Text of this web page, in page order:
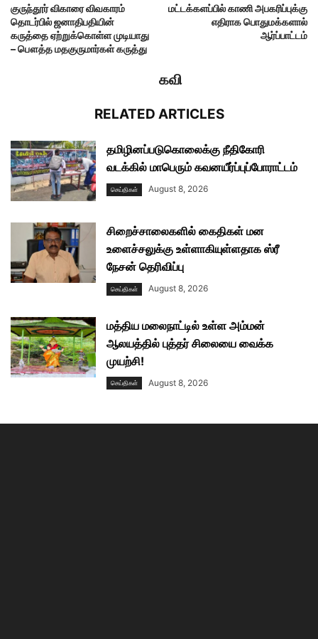
குருந்தூர் விகாரை விவகாரம்
தொடர்பில் ஜனாதிபதியின்
கருத்தை ஏற்றுக்கொள்ள முடியாது
– பௌத்த மதகுருமார்கள் கருத்து
மட்டக்களப்பில் காணி அபகரிப்புக்கு
எதிராக பொதுமக்களால்
ஆர்ப்பாட்டம்
கவி
RELATED ARTICLES
தமிழினப்படுகொலைக்கு நீதிகோரி
வடக்கில் மாபெரும் கவனயீர்ப்புப்போராட்டம்
செய்திகள் August 8, 2026
சிறைச்சாலைகளில் கைதிகள் மன
உளைச்சலுக்கு உள்ளாகியுள்ளதாக ஸ்ரீ
நேசன் தெரிவிப்பு
செய்திகள் August 8, 2026
மத்திய மலைநாட்டில் உள்ள அம்மன்
ஆலயத்தில் புத்தர் சிலையை வைக்க
முயற்சி!
செய்திகள் August 8, 2026